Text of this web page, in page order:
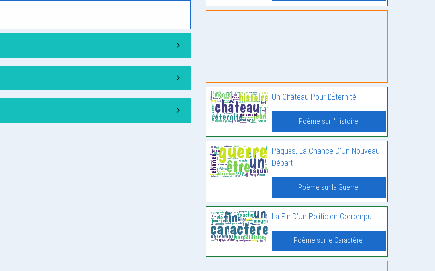
Un Château Pour L’Éternité
Poème sur l'Histoire
Pâques, La Chance D’Un Nouveau
Départ
Poème sur la Guerre
La Fin D’Un Politicien Corrompu
Poème sur le Caractère